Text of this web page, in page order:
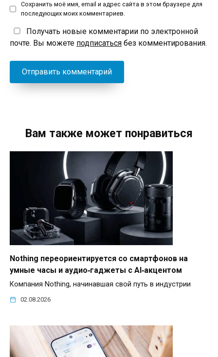
Сохранить моё имя, email и адрес сайта в этом браузере для
последующих моих комментариев.
Получать новые комментарии по электронной
почте. Вы можете подписаться без комментирования.
Вам также может понравиться
Nothing переориентируется со смартфонов на
умные часы и аудио‑гаджеты с AI‑акцентом
Компания Nothing, начинавшая свой путь в индустрии
02.08.2026